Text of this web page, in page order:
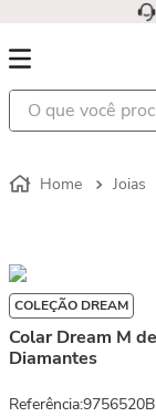
O que você procura?
Joias
COLEÇÃO DREAM
Colar Dream M
Diamantes
Referência:9756520B